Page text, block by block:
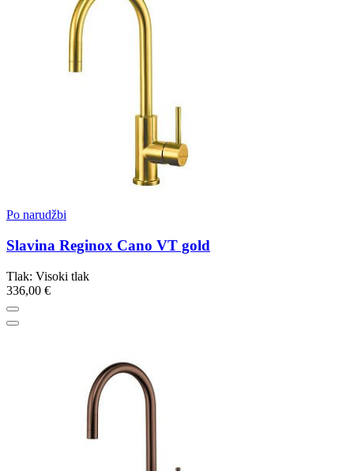
Po narudžbi
Slavina Reginox Cano VT gold
Tlak: Visoki tlak
336,00 €